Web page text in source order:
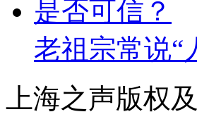
老祖宗常说“
上海之声版权